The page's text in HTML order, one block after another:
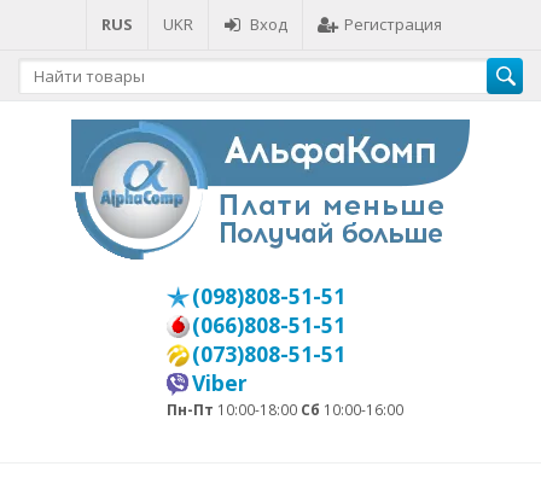
RUS UKR Вход Регистрация
(098)808-51-51
(066)808-51-51
(073)808-51-51
Viber
Пн-Пт 10:00-18:00 Сб 10:00-16:00